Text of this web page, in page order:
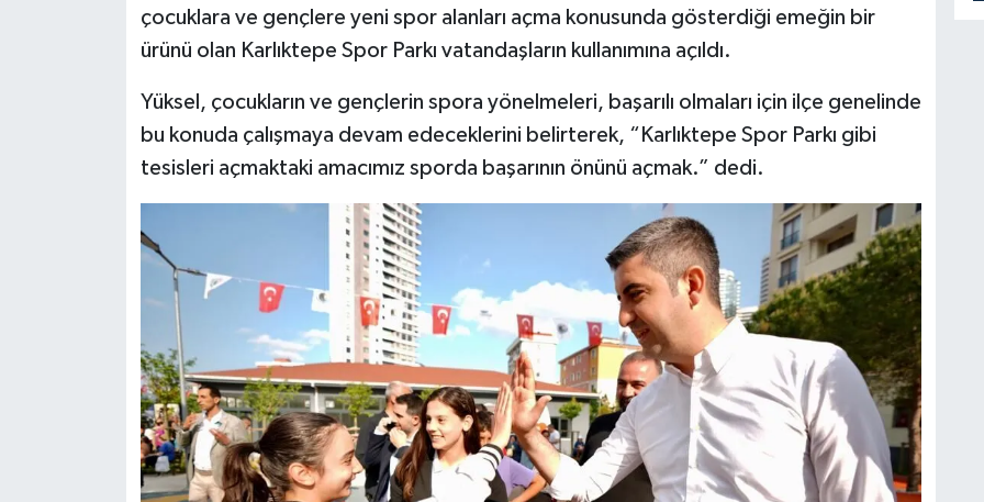
çocuklara ve gençlere yeni spor alanları açma konusunda gösterdiği emeğin bir
ürünü olan Karlıktepe Spor Parkı vatandaşların kullanımına açıldı.
Yüksel, çocukların ve gençlerin spora yönelmeleri, başarılı olmaları için ilçe genelinde
bu konuda çalışmaya devam edeceklerini belirterek, “Karlıktepe Spor Parkı gibi
tesisleri açmaktaki amacımız sporda başarının önünü açmak.” dedi.